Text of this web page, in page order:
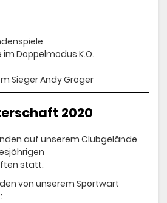
im Doppelmodus K.O.
Sieger Andy Gröger
2020
auf unserem Clubgelände
statt.
von unserem Sportwart